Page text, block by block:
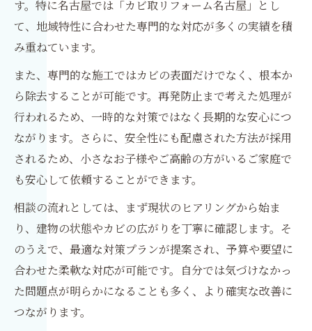
す。特に名古屋では「カビ取リフォーム名古屋」とし
て、地域特性に合わせた専門的な対応が多くの実績を積
み重ねています。
また、専門的な施工ではカビの表面だけでなく、根本か
ら除去することが可能です。再発防止まで考えた処理が
行われるため、一時的な対策ではなく長期的な安心につ
ながります。さらに、安全性にも配慮された方法が採用
されるため、小さなお子様やご高齢の方がいるご家庭で
も安心して依頼することができます。
相談の流れとしては、まず現状のヒアリングから始ま
り、建物の状態やカビの広がりを丁寧に確認します。そ
のうえで、最適な対策プランが提案され、予算や要望に
合わせた柔軟な対応が可能です。自分では気づけなかっ
た問題点が明らかになることも多く、より確実な改善に
つながります。